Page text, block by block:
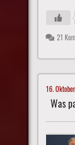
21
16.
Was